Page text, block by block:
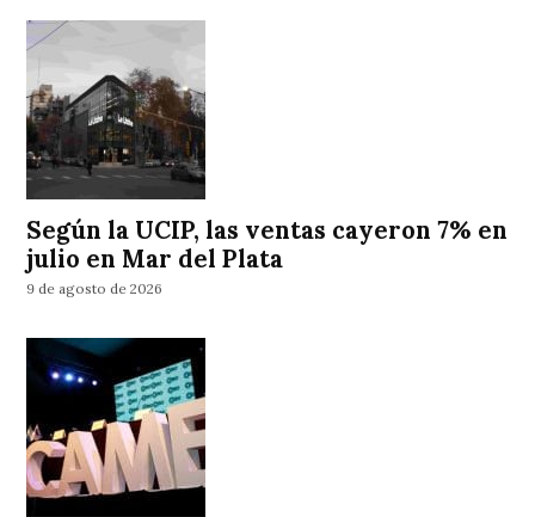
Según la UCIP, las ventas cayeron 7% en
julio en Mar del Plata
9 de agosto de 2026